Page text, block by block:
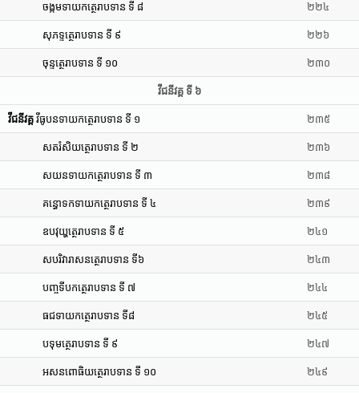
ចង្កមទាយកត្ថេរាបទាន ទី ៨ ២២៤
សុភទ្ទត្ថេរាបទាន ទី ៩ ២២៦
ចុន្ទត្ថេរាបទាន ទី ១០ ២៣០
វីជនីវគ្គ ទី ៦
វីជនីវគ្គ វីធូបនទាយកត្ថេរាបទាន ទី ១ ២៣៥
សតរំសិយត្ថេរាបទាន ទី ២ ២៣៦
សយនទាយកត្ថេរាបទាន ទី ៣ ២៣៨
គន្ធោទកទាយកត្ថេរាបទាន ទី ៤ ២៣៩
ឧបវុយ្ហត្ថេរាបទាន ទី ៥ ២៤១
សបរិវារាសនត្ថេរាបទាន ទី៦ ២៤៣
បញ្ចទីបកត្ថេរាបទាន ទី ៧ ២៤៤
ធជទាយកត្ថេរាបទាន ទី៨ ២៤៥
បទុមត្ថេរាបទាន ទី ៩ ២៤៧
អសនពោធិយត្ថេរាបទាន ទី ១០ ២៤៩